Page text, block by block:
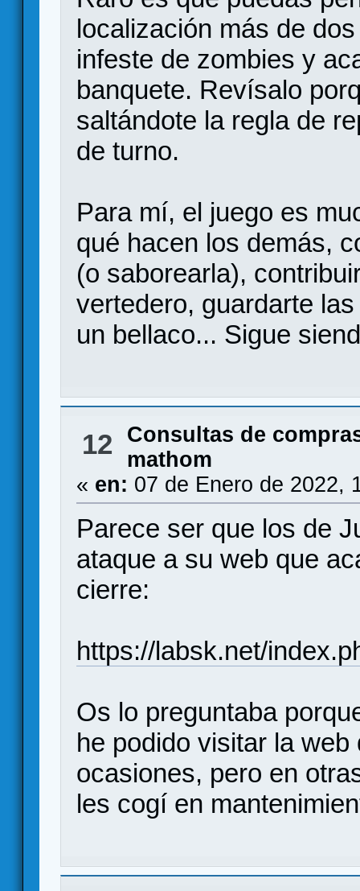
localización más de
infeste de zombies y
banquete. Revísalo
saltándote la regla de
de turno.
Para mí, el juego es
qué hacen los demás,
(o saborearla),
vertedero, guardarte
un bellaco... Sigue
12
Consultas de
mathom
« en: 07 de Enero de 2022,
Parece ser que los de
ataque a su web que
cierre:
https://labsk.net/
Os lo preguntaba
he podido visitar la
ocasiones, pero en
les cogí en